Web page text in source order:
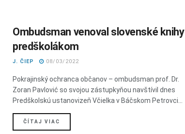
Ombudsman venoval slovenské knihy
predškolákom
J. ČIEP 08/03/2022
Pokrajinský ochranca občanov – ombudsman prof. Dr.
Zoran Pavlović so svojou zástupkyňou navštívil dnes
Predškolskú ustanovizeň Včielka v Báčskom Petrovci...
ČÍTAJ VIAC